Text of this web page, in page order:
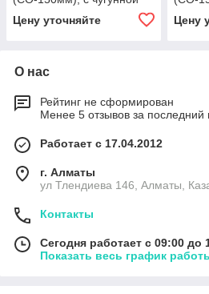
насадкой, с уклоном 0,5%
КUу 100.24,8
Цену уточняйте
КUу
Цену
О нас
Рейтинг не сформирован
Менее 5 отзывов за последний
Работает с 17.04.2012
г. Алматы
ул Тлендиева 146, Алматы,
Контакты
Сегодня работает с 09:00 до
Показать весь график